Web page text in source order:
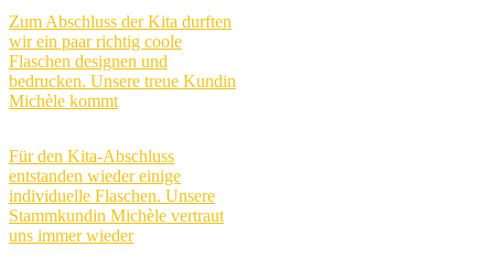
Zum Abschluss der Kita durften
wir ein paar richtig coole
Flaschen designen und
bedrucken. Unsere treue Kundin
Michèle kommt
Für den Kita-Abschluss
entstanden wieder einige
individuelle Flaschen. Unsere
Stammkundin Michèle vertraut
uns immer wieder